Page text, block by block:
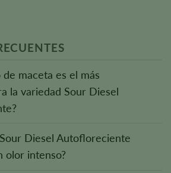
de maceta es el más
la variedad Sour Diesel
Diesel Autofloreciente
olor intenso?